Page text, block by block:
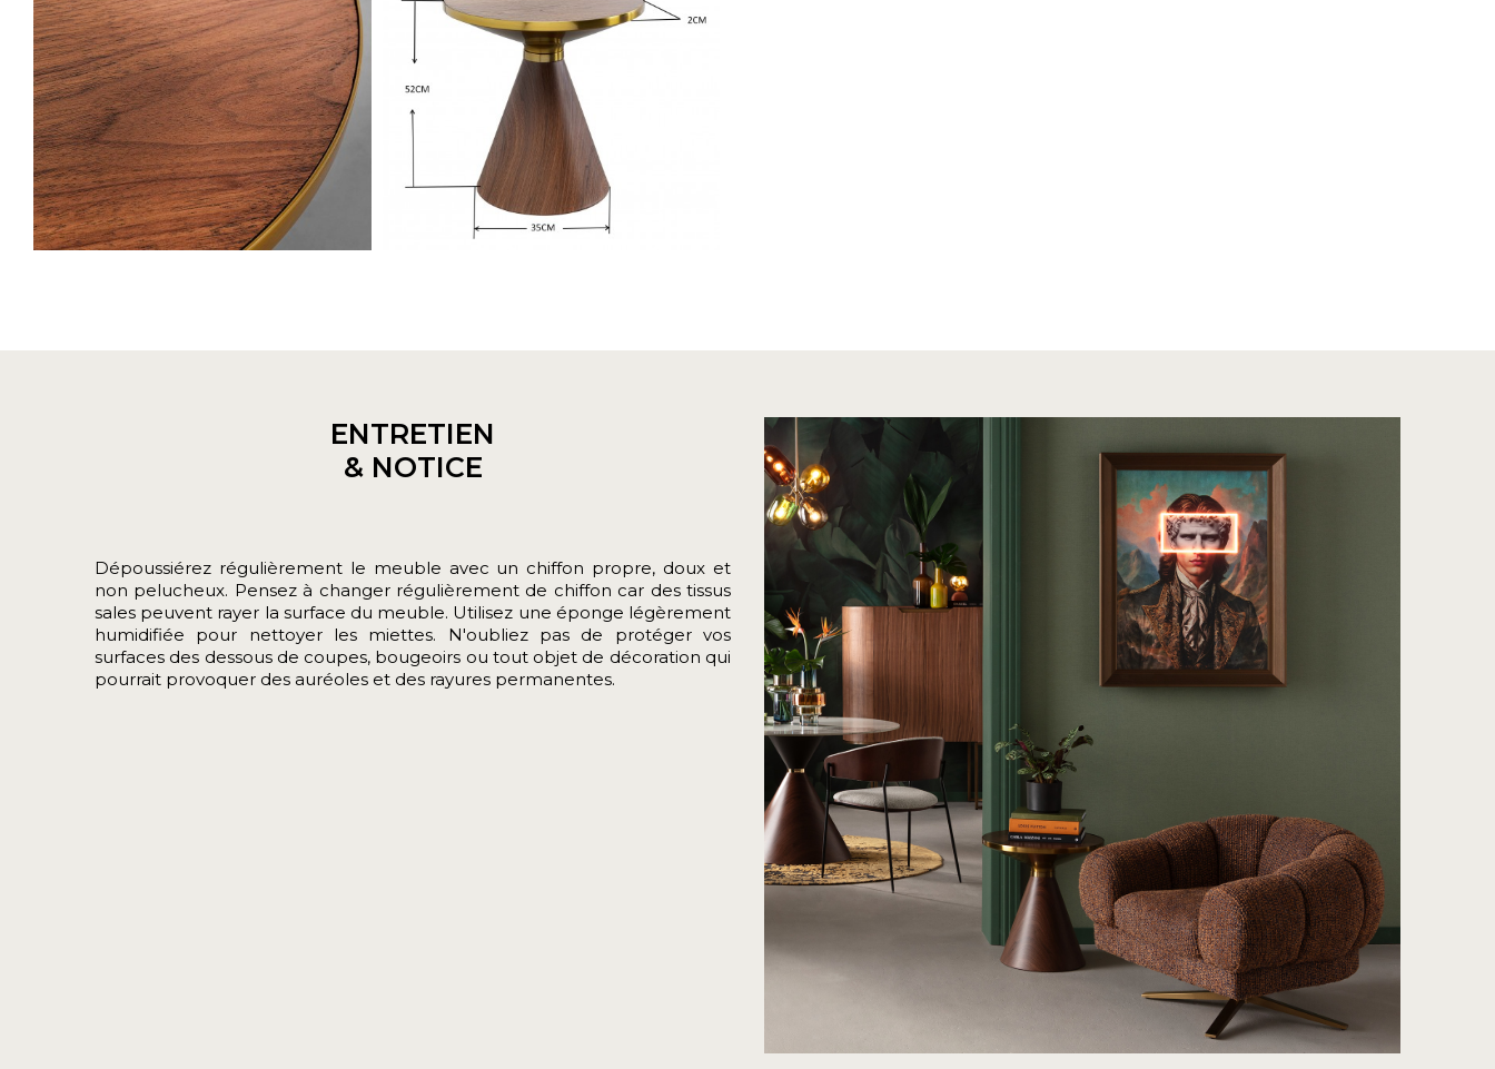
ENTRETIEN
& NOTICE
Dépoussiérez régulièrement le meuble avec un chiffon propre, doux et
non pelucheux. Pensez à changer régulièrement de chiffon car des tissus
sales peuvent rayer la surface du meuble. Utilisez une éponge légèrement
humidifiée pour nettoyer les miettes. N'oubliez pas de protéger vos
surfaces des dessous de coupes, bougeoirs ou tout objet de décoration qui
pourrait provoquer des auréoles et des rayures permanentes.